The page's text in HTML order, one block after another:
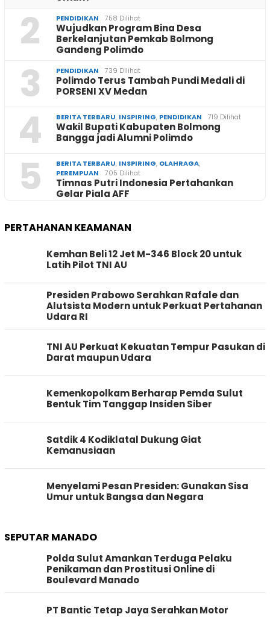
2 PENDIDIKAN 758 Dilihat
Wujudkan Program Bina Desa
Berkelanjutan Pemkab Bolmong
Gandeng Polimdo
3 PENDIDIKAN 739 Dilihat
Polimdo Terus Tambah Pundi Medali di
PORSENI XV Medan
4 BERITA TERBARU, INSPIRING, PENDIDIKAN 719 Dilihat
Wakil Bupati Kabupaten Bolmong
Bangga jadi Alumni Polimdo
5 BERITA TERBARU, INSPIRING, OLAHRAGA,
PEREMPUAN
705 Dilihat
Timnas Putri Indonesia Pertahankan
Gelar Piala AFF
PERTAHANAN KEAMANAN
Kemhan Beli 12 Jet M-346 Block 20 untuk
Latih Pilot TNI AU
Presiden Prabowo Serahkan Rafale dan
Alutsista Modern untuk Perkuat Pertahanan
Udara RI
TNI AU Perkuat Kekuatan Tempur Pasukan di
Darat maupun Udara
Kemenkopolkam Berharap Pemda Sulut
Bentuk Tim Tanggap Insiden Siber
Satdik 4 Kodiklatal Dukung Giat
Kemanusiaan
Menyelami Pesan Presiden: Gunakan Sisa
Umur untuk Bangsa dan Negara
SEPUTAR MANADO
Polda Sulut Amankan Terduga Pelaku
Penikaman dan Prostitusi Online di
Boulevard Manado
PT Bantic Tetap Jaya Serahkan Motor